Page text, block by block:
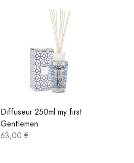
Diffuseur 250ml my first
Gentlemen
63,00 €